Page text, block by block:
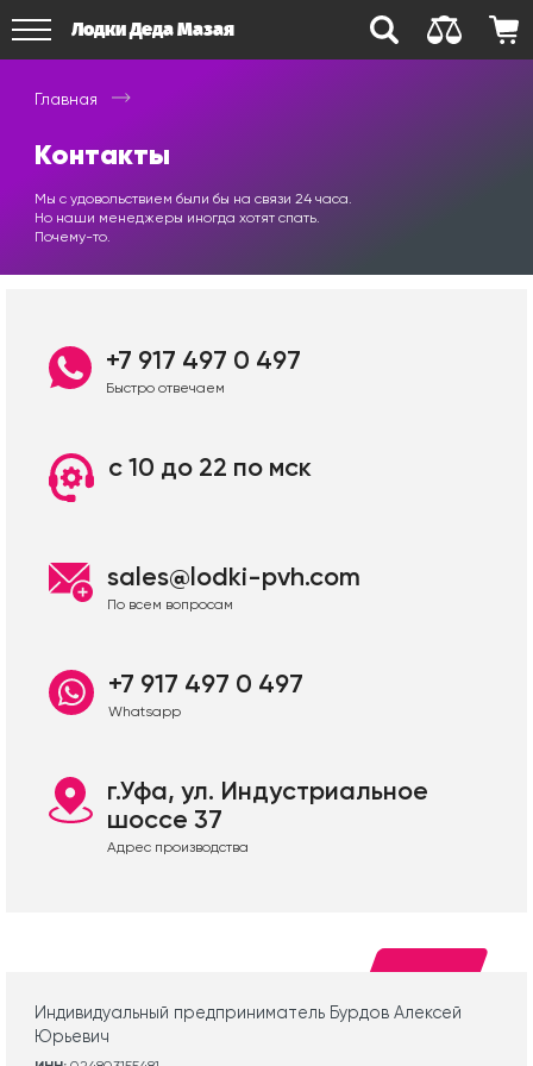
Лодки Деда Мазая
Главная
Контакты
Мы с удовольствием были бы на связи 24 часа.
Но наши менеджеры иногда хотят спать.
Почему-то.
+7 917 497 0 497
Быстро отвечаем
с 10 до 22 по мск
sales@lodki-pvh.com
По всем вопросам
+7 917 497 0 497
Whatsapp
г.Уфа, ул. Индустриальное
шоссе 37
Адрес производства
Индивидуальный предприниматель Бурдов Алексей
Юрьевич